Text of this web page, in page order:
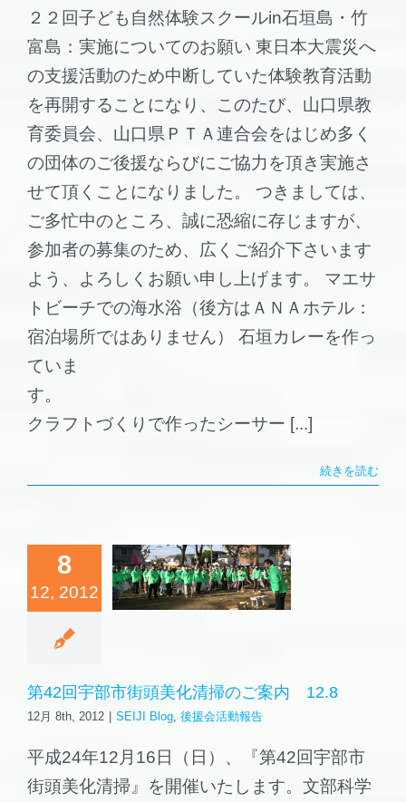
２２回子ども自然体験スクールin石垣島・竹
富島：実施についてのお願い 東日本大震災へ
の支援活動のため中断していた体験教育活動
を再開することになり、このたび、山口県教
育委員会、山口県ＰＴＡ連合会をはじめ多く
の団体のご後援ならびにご協力を頂き実施さ
せて頂くことになりました。 つきましては、
ご多忙中のところ、誠に恐縮に存じますが、
参加者の募集のため、広くご紹介下さいます
よう、よろしくお願い申し上げます。 マエサ
トビーチでの海水浴（後方はＡＮＡホテル：
宿泊場所ではありません） 石垣カレーを作っ
ていま
す。
クラフトづくりで作ったシーサー [...]
続きを読む
8
12, 2012
宇部市街
清掃のご
12.8
後援会活動報
第42回宇部市街頭美化清掃のご案内 12.8
12月 8th, 2012 SEIJI Blog, 後援会活動報告
平成24年12月16日（日）、『第42回宇部市
街頭美化清掃』を開催いたします。文部科学